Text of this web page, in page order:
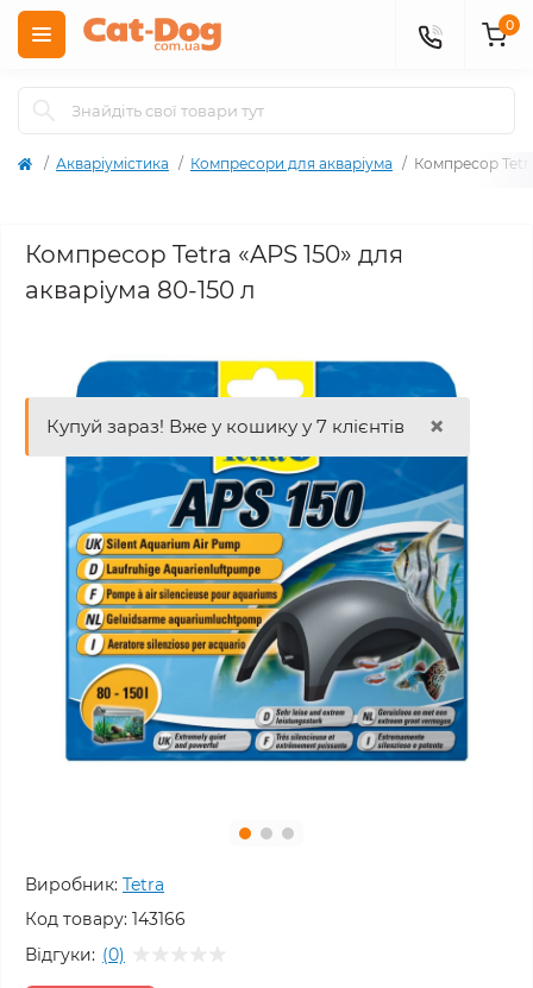
0
Акваріумістика Компресори для акваріума Компресор
Компресор Tetra «APS 150» для
акваріума 80-150 л
Купуй зараз! Вже у кошику у 7 клієнтів ×
Виробник: Tetra
Код товару: 143166
Відгуки: (0)